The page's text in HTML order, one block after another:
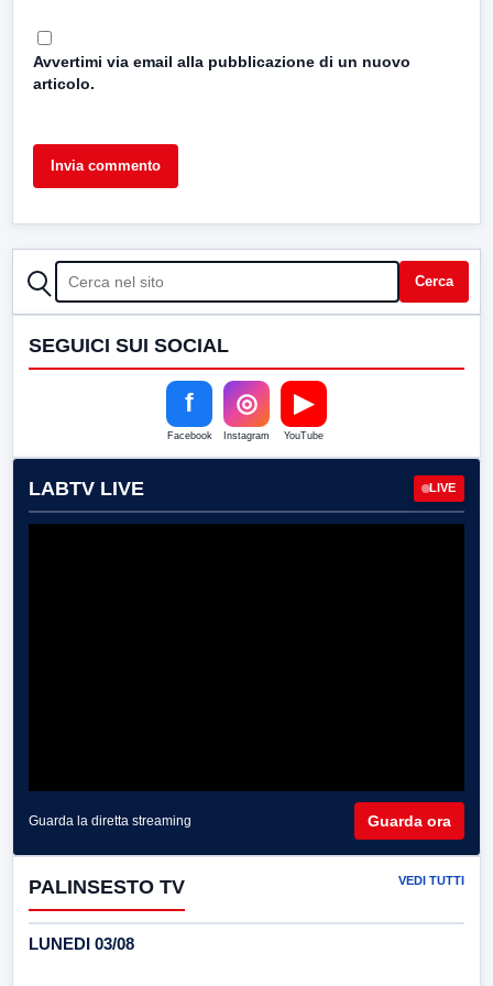
Avvertimi via email alla pubblicazione di un nuovo
articolo.
CERCA Cerca
SEGUICI SUI SOCIAL
f
Facebook
◎
Instagram
▶
YouTube
LABTV LIVE LIVE
Guarda la diretta streaming Guarda ora
PALINSESTO TV VEDI TUTTI
LUNEDI 03/08